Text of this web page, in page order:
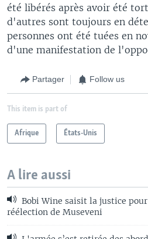
été libérés après avoir été
d'autres sont toujours en
personnes ont été tuées en
d'une manifestation de
Partager Follow us
This item is part of
Afrique États-Unis
A lire aussi
Bobi Wine saisit la justice
réélection de Museveni